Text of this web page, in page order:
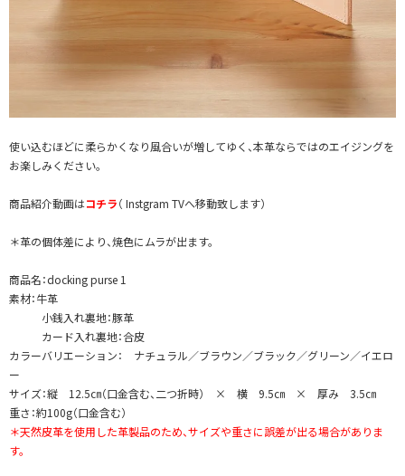
使い込むほどに柔らかくなり風合いが増してゆく、本革ならではのエイジングを
お楽しみください。
商品紹介動画はコチラ（ Instgram TVへ移動致します）
＊革の個体差により、焼色にムラが出ます。
商品名：docking purse 1
素材：牛革
小銭入れ裏地：豚革
カード入れ裏地：合皮
カラーバリエーション： ナチュラル／ブラウン／ブラック／グリーン／イエロ
ー
サイズ：縦 12.5㎝（口金含む、二つ折時） × 横 9.5㎝ × 厚み 3.5㎝
重さ：約100g（口金含む）
＊天然皮革を使用した革製品のため、サイズや重さに誤差が出る場合がありま
す。